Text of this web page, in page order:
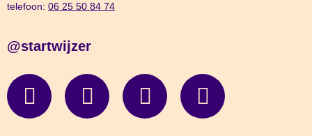
telefoon: 06 25 50 84 74
@startwijzer